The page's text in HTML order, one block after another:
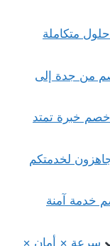
بـ35%خصم حلول متكاملة
الى ينبع بـ35%خصم من جدة إلى
نقل اثاث بالمدينة بـ35%خصم خبرة تمتد
بـ30%خصم جاهزون لخدمتكم
الى ينبع بـ35%خصم خدمة آمنة
سرعة × أمان ×